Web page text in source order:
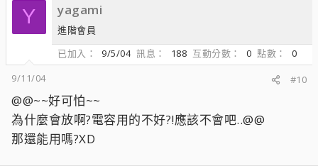
Y yagami
進階會員
已加入
9/5/04 訊息 188 互動分數 0 點數
0
9/11/04
#10
@@~~好可怕~~
為什麼會放啊?電容用的不好?!應該不會吧..@@
那還能用嗎?XD